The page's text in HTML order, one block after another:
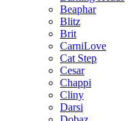
Beaphar
Blitz
Brit
CarniLove
Cat Step
Cesar
Chappi
Cliny
Darsi